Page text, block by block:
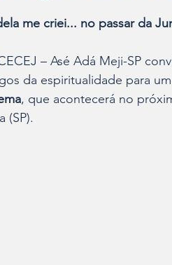
me criei... no passar da
– Asé Adá Meji-SP
da espiritualidade para
, que acontecerá no
(SP).